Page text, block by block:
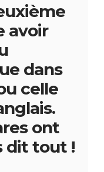
avoir
dans
celle
ont
dit tout !